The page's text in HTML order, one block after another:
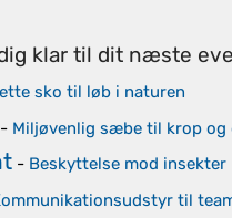
klar til dit næste
sko til løb i naturen
- Miljøvenlig sæbe til krop og
- Beskyttelse mod insekter
til